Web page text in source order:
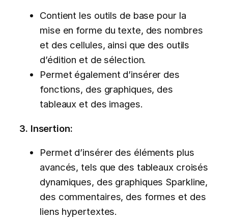
Contient les outils de base pour la
mise en forme du texte, des nombres
et des cellules, ainsi que des outils
d’édition et de sélection.
Permet également d’insérer des
fonctions, des graphiques, des
tableaux et des images.
3. Insertion:
Permet d’insérer des éléments plus
avancés, tels que des tableaux croisés
dynamiques, des graphiques Sparkline,
des commentaires, des formes et des
liens hypertextes.